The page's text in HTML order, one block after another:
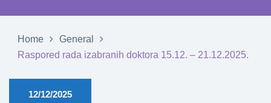
Home
General
Raspored rada izabranih doktora 15.12. – 21.12.2025.
12/12/2025